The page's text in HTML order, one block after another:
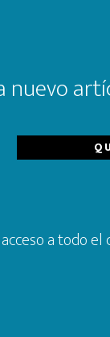
nuevo
a todo